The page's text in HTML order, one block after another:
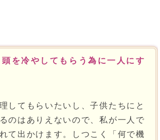
頭を冷やしてもらう為に一人にす
してもらいたいし、子供たちにと
のはありえないので、私が一人で
て出かけます。しつこく「何で機